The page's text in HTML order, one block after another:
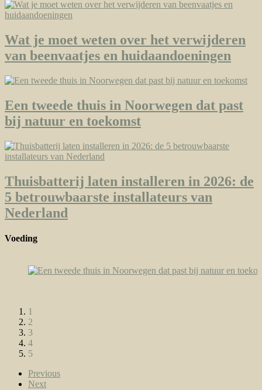
Wat je moet weten over het verwijderen
van beenvaatjes en huidaandoeningen
Een tweede thuis in Noorwegen dat past
bij natuur en toekomst
Thuisbatterij laten installeren in 2026: de
5 betrouwbaarste installateurs van
Nederland
Voeding
1
2
3
4
5
Previous
Next